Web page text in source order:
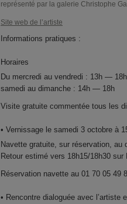
représenté par la galerie Christophe
Site web de l’artiste
Informations pratiques :
Horaires
Du mercredi au vendredi : 13h — 18h
samedi au dimanche : 14h — 18h
Visite gratuite commentée tous les
• Vernissage le samedi 3 octobre à
Navette gratuite, sur réservation,
Retour estimé vers 18h15/18h30 sur
Réservation navette au 01 70 05 49
• Rencontre dialoguée avec l’artiste